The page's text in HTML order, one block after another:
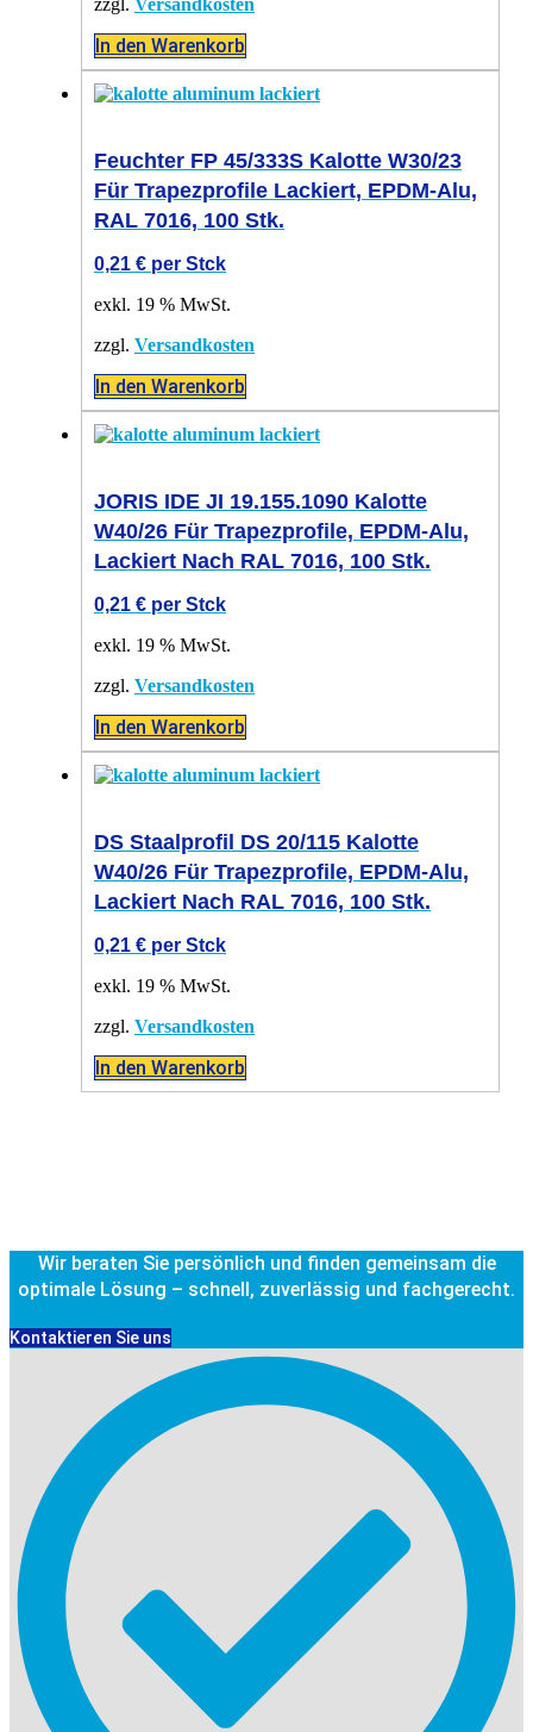
zzgl. Versandkosten
In den Warenkorb
Feuchter FP 45/333S Kalotte W30/23
Für Trapezprofile Lackiert, EPDM-Alu,
RAL 7016, 100 Stk.
0,21 € per Stck
exkl. 19 % MwSt.
zzgl. Versandkosten
In den Warenkorb
JORIS IDE JI 19.155.1090 Kalotte
W40/26 Für Trapezprofile, EPDM-Alu,
Lackiert Nach RAL 7016, 100 Stk.
0,21 € per Stck
exkl. 19 % MwSt.
zzgl. Versandkosten
In den Warenkorb
DS Staalprofil DS 20/115 Kalotte
W40/26 Für Trapezprofile, EPDM-Alu,
Lackiert Nach RAL 7016, 100 Stk.
0,21 € per Stck
exkl. 19 % MwSt.
zzgl. Versandkosten
In den Warenkorb
Wir beraten Sie persönlich und finden gemeinsam die
optimale Lösung – schnell, zuverlässig und fachgerecht.
Kontaktieren Sie uns